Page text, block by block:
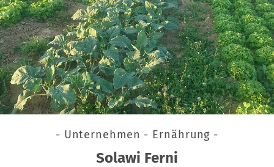
- Unternehmen - Ernährung -
Solawi Ferni